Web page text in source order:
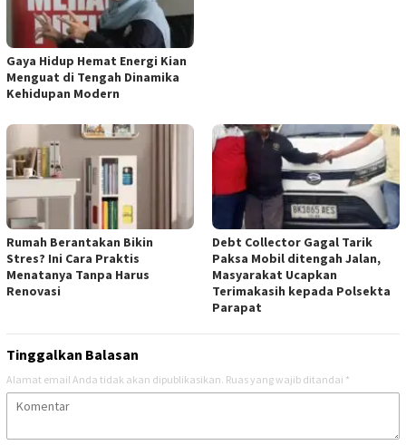
Gaya Hidup Hemat Energi Kian
Menguat di Tengah Dinamika
Kehidupan Modern
Rumah Berantakan Bikin
Stres? Ini Cara Praktis
Menatanya Tanpa Harus
Renovasi
Debt Collector Gagal Tarik
Paksa Mobil ditengah Jalan,
Masyarakat Ucapkan
Terimakasih kepada Polsekta
Parapat
Tinggalkan Balasan
Alamat email Anda tidak akan dipublikasikan. Ruas yang wajib ditandai *